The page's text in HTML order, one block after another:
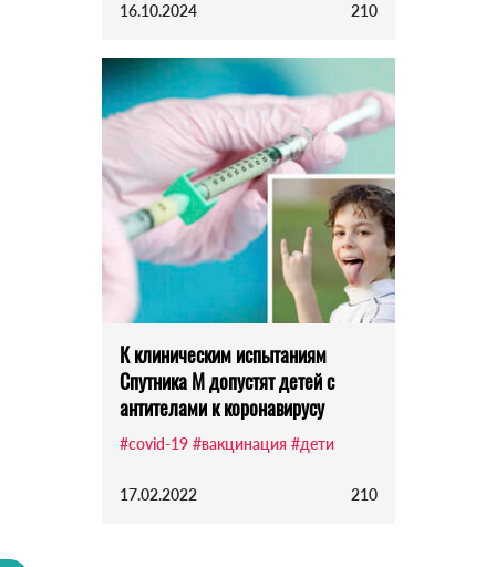
16.10.2024 210
К клиническим испытаниям
Спутника М допустят детей с
антителами к коронавирусу
#covid-19 #вакцинация #дети
17.02.2022 210